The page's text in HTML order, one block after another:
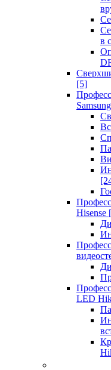
в
[5]
Samsung
Hisense
LED